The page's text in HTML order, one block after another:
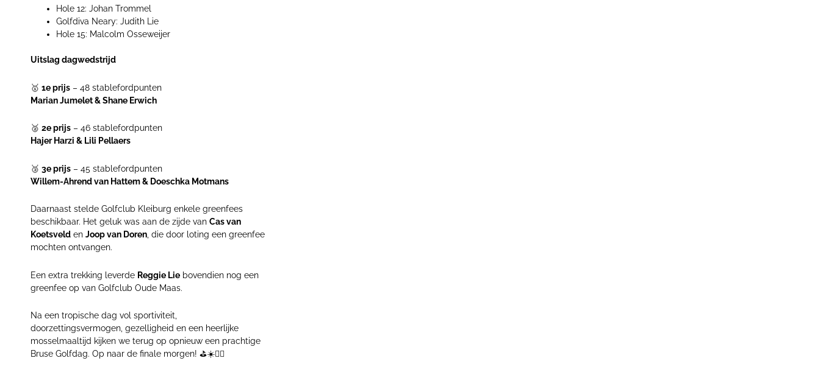
Hole 12: Johan Trommel
Golfdiva Neary: Judith Lie
Hole 15: Malcolm Osseweijer
Uitslag dagwedstrijd
🥇 1e prijs – 48 stablefordpunten
Marian Jumelet & Shane Erwich
🥈 2e prijs – 46 stablefordpunten
Hajer Harzi & Lili Pellaers
🥉 3e prijs – 45 stablefordpunten
Willem-Ahrend van Hattem & Doeschka Motmans
Daarnaast stelde Golfclub Kleiburg enkele greenfees
beschikbaar. Het geluk was aan de zijde van Cas van
Koetsveld en Joop van Doren , die door loting een greenfee
mochten ontvangen.
Een extra trekking leverde Reggie Lie bovendien nog een
greenfee op van Golfclub Oude Maas.
Na een tropische dag vol sportiviteit,
doorzettingsvermogen, gezelligheid en een heerlijke
mosselmaaltijd kijken we terug op opnieuw een prachtige
Bruse Golfdag. Op naar de finale morgen! ⛳☀️🏌️‍♀️